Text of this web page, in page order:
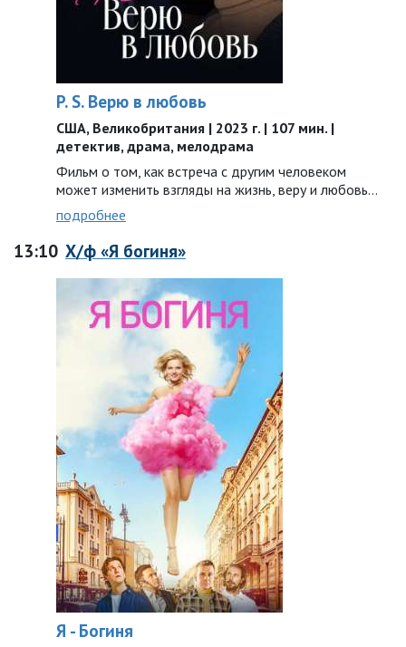
P. S. Верю в любовь
США, Великобритания | 2023 г. | 107 мин. |
детектив, драма, мелодрама
Фильм о том, как встреча с другим человеком
может изменить взгляды на жизнь, веру и любовь…
подробнее
13:10 Х/ф «Я богиня»
Я - Богиня